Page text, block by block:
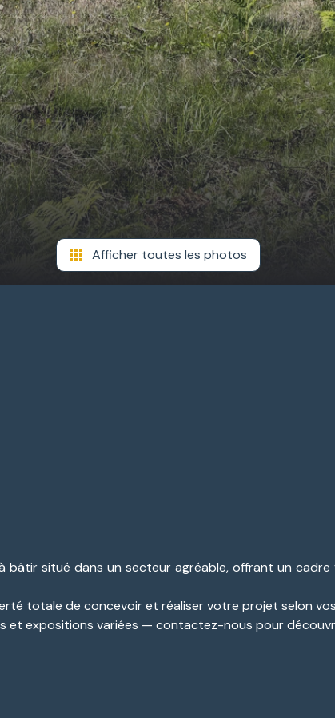
Afficher toutes les photos
bâtir situé dans un secteur agréable, offrant un
totale de concevoir et réaliser votre projet selon
et expositions variées — contactez-nous pour